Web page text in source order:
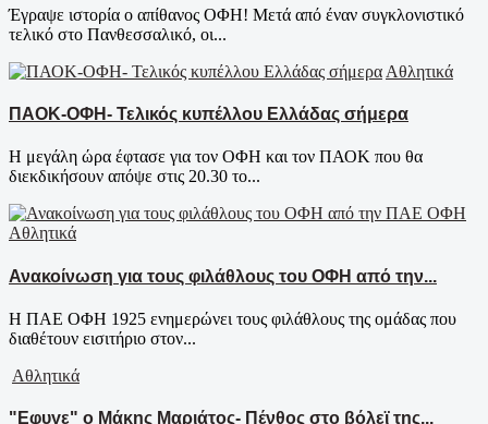
Έγραψε ιστορία ο απίθανος ΟΦΗ! Μετά από έναν συγκλονιστικό
τελικό στο Πανθεσσαλικό, οι...
Αθλητικά
ΠΑΟΚ-ΟΦΗ- Τελικός κυπέλλου Ελλάδας σήμερα
Η μεγάλη ώρα έφτασε για τον ΟΦΗ και τον ΠΑΟΚ που θα
διεκδικήσουν απόψε στις 20.30 το...
Αθλητικά
Ανακοίνωση για τους φιλάθλους του ΟΦΗ από την...
Η ΠΑΕ ΟΦΗ 1925 ενημερώνει τους φιλάθλους της ομάδας που
διαθέτουν εισιτήριο στον...
Αθλητικά
"Εφυγε" ο Μάκης Μαριάτος- Πένθος στο βόλεϊ της...